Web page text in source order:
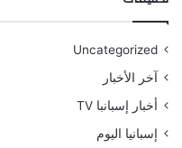
Uncategorized
آخر الأخبار
أخبار إسبانبا TV
إسبانيا اليوم